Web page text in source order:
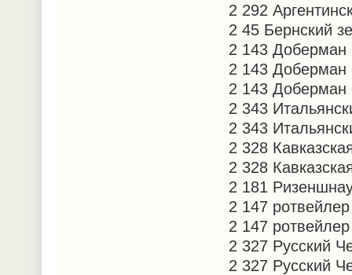
2 292
2 45 Бернский
2 143 Доберман
2 143 Доберман
2 143 Доберман
2 343
2 343
2 328
2 328
2 181
2 147
2 147
2 327 Русский
2 327 Русский